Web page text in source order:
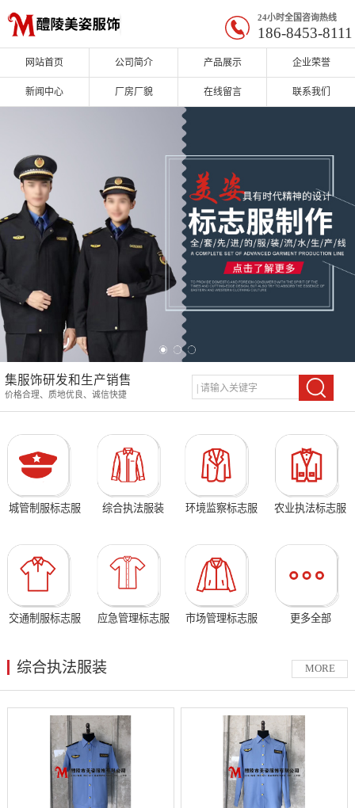
24小时全国咨询热线
186-8453-8111
网站首页 公司简介 产品展示 企业荣誉
新闻中心 厂房厂貌 在线留言 联系我们
集服饰研发和生产销售
价格合理、质地优良、诚信快捷
城管制服标志服 综合执法服装 环境监察标志服 农业执法标志服
交通制服标志服 应急管理标志服 市场管理标志服 更多全部
综合执法服装 MORE